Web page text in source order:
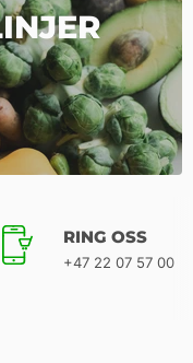
RING OSS
+47 22 07 57 00